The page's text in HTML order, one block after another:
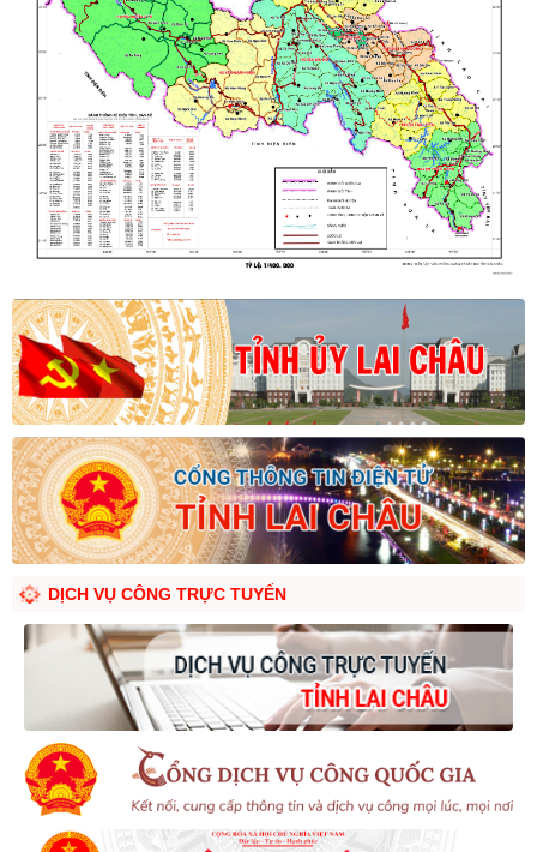
DỊCH VỤ CÔNG TRỰC TUYẾN